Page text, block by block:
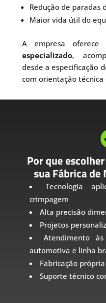
Redução de paradas
Maior vida útil do
A empresa oferece
especializado,
desde a especificação
com orientação técnica
Por que
sua Fábrica
Tecnologia
crimpagem
Alta precisão
Projetos
Atendimento
automotiva e linha
Fabricação
Suporte técnico